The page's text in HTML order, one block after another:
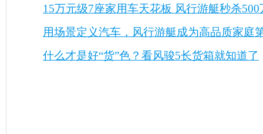
15万元级7座家用车天花板 风行游艇秒杀500
用场景定义汽车，风行游艇成为高品质家庭
什么才是好“货”色？看风骏5长货箱就知道了